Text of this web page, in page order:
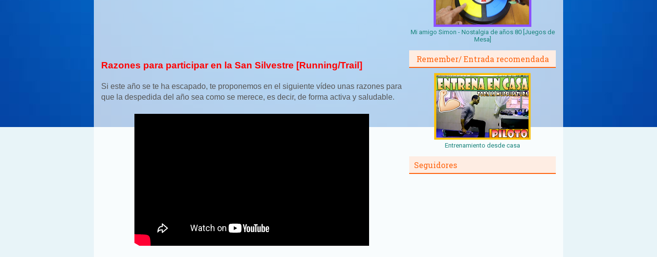
Razones para participar en la San Silvestre [Running/Trail]
Si este año se te ha escapado, te proponemos en el siguiente vídeo unas razones para
que la despedida del año sea como se merece, es decir, de forma activa y saludable.
Mi amigo Simon - Nostalgia de años 80 [Juegos de
Mesa]
Remember/ Entrada recomendada
Entrenamiento desde casa
Seguidores